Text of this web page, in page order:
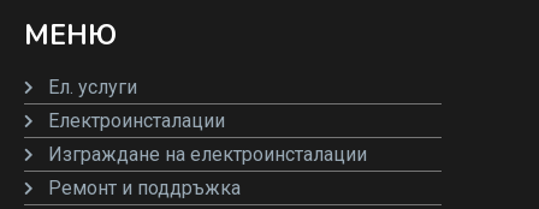
МЕНЮ
Ел. услуги
Електроинсталации
Изграждане на електроинсталации
Ремонт и поддръжка